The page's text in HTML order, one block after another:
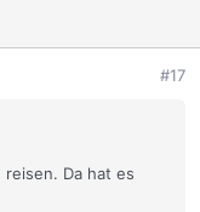
#17
Da hat es